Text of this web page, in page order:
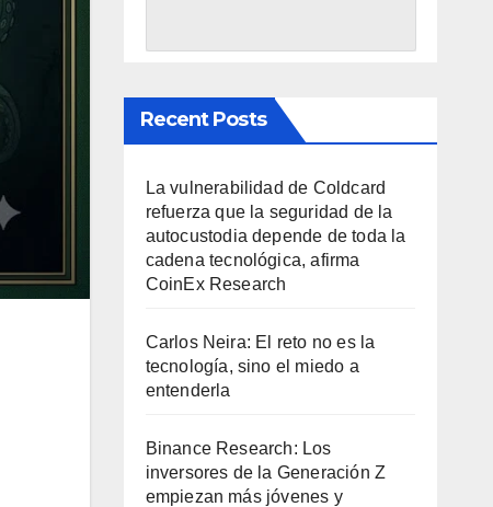
Recent Posts
La vulnerabilidad de Coldcard
refuerza que la seguridad de la
autocustodia depende de toda la
cadena tecnológica, afirma
CoinEx Research
Carlos Neira: El reto no es la
tecnología, sino el miedo a
entenderla
Binance Research: Los
inversores de la Generación Z
empiezan más jóvenes y